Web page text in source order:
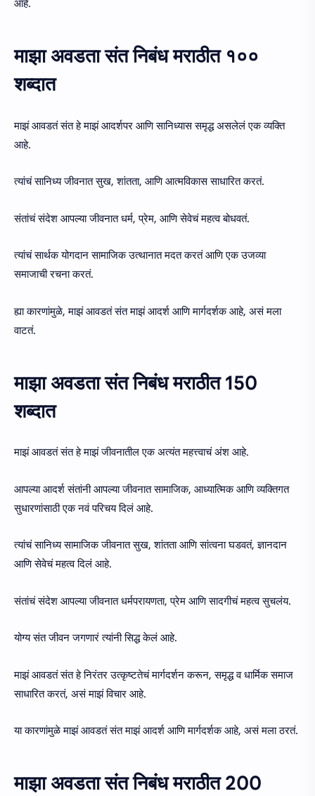
आहे.
माझा अवडता संत निबंध मराठीत १००
शब्दात
माझं आवडतं संत हे माझं आदर्शपर आणि सानिध्यास समृद्ध असलेलं एक व्यक्ति
आहे.
त्यांचं सानिध्य जीवनात सुख, शांतता, आणि आत्मविकास साधारित करतं.
संतांचं संदेश आपल्या जीवनात धर्म, प्रेम, आणि सेवेचं महत्व बोधवतं.
त्यांचं सार्थक योगदान सामाजिक उत्थानात मदत करतं आणि एक उजव्या
समाजाची रचना करतं.
ह्या कारणांमुळे, माझं आवडतं संत माझं आदर्श आणि मार्गदर्शक आहे, असं मला
वाटतं.
माझा अवडता संत निबंध मराठीत 150
शब्दात
माझं आवडतं संत हे माझं जीवनातील एक अत्यंत महत्त्वाचं अंश आहे.
आपल्या आदर्श संतांनी आपल्या जीवनात सामाजिक, आध्यात्मिक आणि व्यक्तिगत
सुधारणांसाठी एक नवं परिचय दिलं आहे.
त्यांचं सानिध्य सामाजिक जीवनात सुख, शांतता आणि सांत्वना घडवतं, ज्ञानदान
आणि सेवेचं महत्व दिलं आहे.
संतांचं संदेश आपल्या जीवनात धर्मपरायणता, प्रेम आणि सादगीचं महत्व सुचलंय.
योग्य संत जीवन जगणारं त्यांनी सिद्ध केलं आहे.
माझं आवडतं संत हे निरंतर उत्कृष्टतेचं मार्गदर्शन करून, समृद्ध व धार्मिक समाज
साधारित करतं, असं माझं विचार आहे.
या कारणांमुळे माझं आवडतं संत माझं आदर्श आणि मार्गदर्शक आहे, असं मला ठरतं.
माझा अवडता संत निबंध मराठीत 200